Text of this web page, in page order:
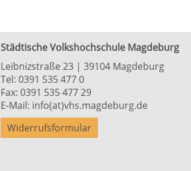
Städtische Volkshochschule Magdeburg
Leibnizstraße 23 | 39104 Magdeburg
Tel: 0391 535 477 0
Fax: 0391 535 477 29
E-Mail: info(at)vhs.magdeburg.de
Widerrufsformular